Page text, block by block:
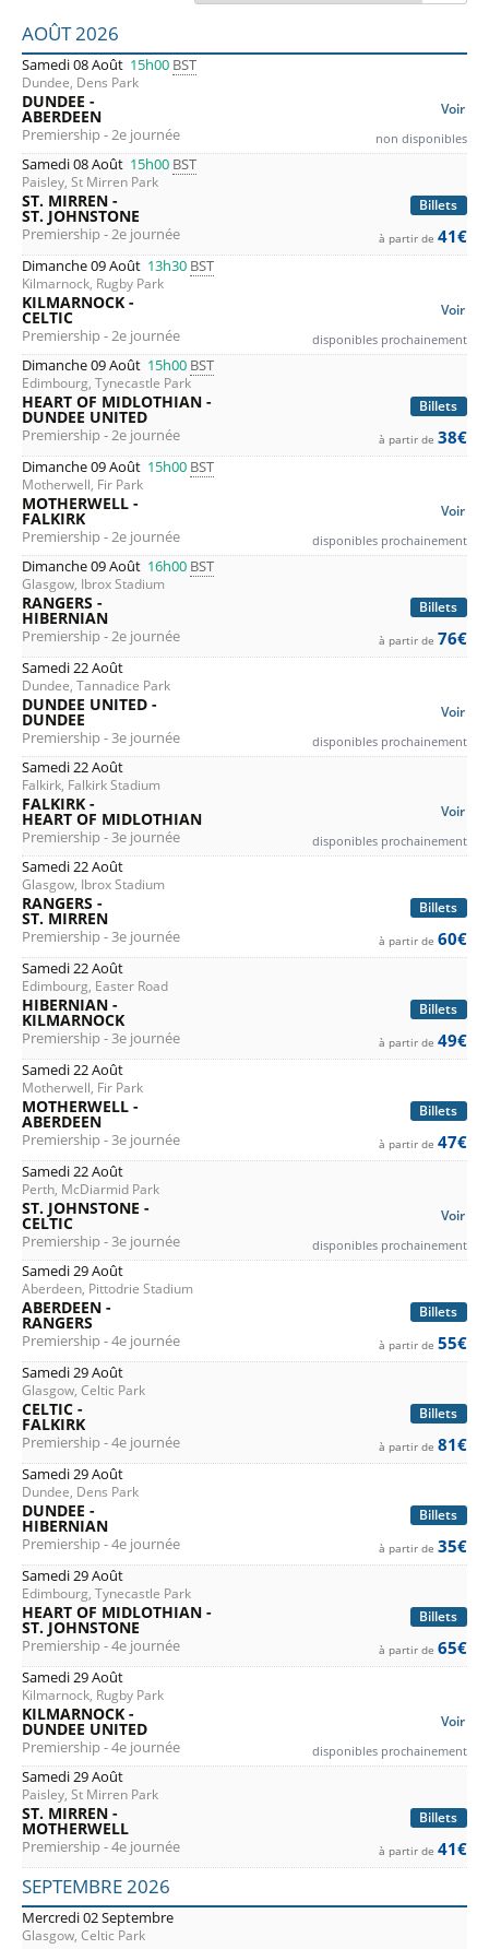
Liste des prochains matchs : Premiership. Colonne 1 :
AOÛT 2026
Samedi 08 Août 15h00 BST
Dundee, Dens Park
Voir
DUNDEE -
ABERDEEN
Premiership - 2e journée non disponibles
Samedi 08 Août 15h00 BST
Paisley, St Mirren Park
Billets
ST. MIRREN -
ST. JOHNSTONE
Premiership - 2e journée à partir de 41€
Dimanche 09 Août 13h30 BST
Kilmarnock, Rugby Park
Voir
KILMARNOCK -
CELTIC
Premiership - 2e journée disponibles prochainement
Dimanche 09 Août 15h00 BST
Edimbourg, Tynecastle Park
Billets
HEART OF MIDLOTHIAN -
DUNDEE UNITED
Premiership - 2e journée à partir de 38€
Dimanche 09 Août 15h00 BST
Motherwell, Fir Park
Voir
MOTHERWELL -
FALKIRK
Premiership - 2e journée disponibles prochainement
Dimanche 09 Août 16h00 BST
Glasgow, Ibrox Stadium
Billets
RANGERS -
HIBERNIAN
Premiership - 2e journée à partir de 76€
Samedi 22 Août
Dundee, Tannadice Park
Voir
DUNDEE UNITED -
DUNDEE
Premiership - 3e journée disponibles prochainement
Samedi 22 Août
Falkirk, Falkirk Stadium
Voir
FALKIRK -
HEART OF MIDLOTHIAN
Premiership - 3e journée disponibles prochainement
Samedi 22 Août
Glasgow, Ibrox Stadium
Billets
RANGERS -
ST. MIRREN
Premiership - 3e journée à partir de 60€
Samedi 22 Août
Edimbourg, Easter Road
Billets
HIBERNIAN -
KILMARNOCK
Premiership - 3e journée à partir de 49€
Samedi 22 Août
Motherwell, Fir Park
Billets
MOTHERWELL -
ABERDEEN
Premiership - 3e journée à partir de 47€
Samedi 22 Août
Perth, McDiarmid Park
Voir
ST. JOHNSTONE -
CELTIC
Premiership - 3e journée disponibles prochainement
Samedi 29 Août
Aberdeen, Pittodrie Stadium
Billets
ABERDEEN -
RANGERS
Premiership - 4e journée à partir de 55€
Samedi 29 Août
Glasgow, Celtic Park
Billets
CELTIC -
FALKIRK
Premiership - 4e journée à partir de 81€
Samedi 29 Août
Dundee, Dens Park
Billets
DUNDEE -
HIBERNIAN
Premiership - 4e journée à partir de 35€
Samedi 29 Août
Edimbourg, Tynecastle Park
Billets
HEART OF MIDLOTHIAN -
ST. JOHNSTONE
Premiership - 4e journée à partir de 65€
Samedi 29 Août
Kilmarnock, Rugby Park
Voir
KILMARNOCK -
DUNDEE UNITED
Premiership - 4e journée disponibles prochainement
Samedi 29 Août
Paisley, St Mirren Park
Billets
ST. MIRREN -
MOTHERWELL
Premiership - 4e journée à partir de 41€
SEPTEMBRE 2026
Mercredi 02 Septembre
Glasgow, Celtic Park